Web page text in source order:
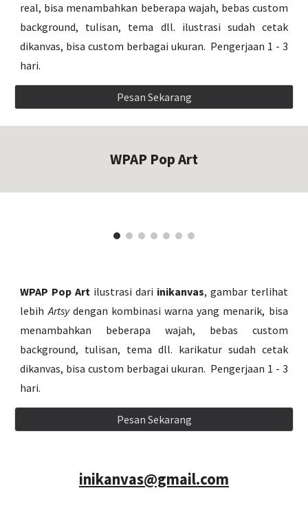
real, bisa menambahkan beberapa wajah, bebas custom
background, tulisan, tema dll. ilustrasi sudah cetak
dikanvas, bisa custom berbagai ukuran. Pengerjaan 1 - 3
hari.
Pesan Sekarang
WPAP Pop Art
WPAP Pop Art ilustrasi dari inikanvas, gambar terlihat
lebihArtsydengan kombinasi warna yang menarik, bisa
menambahkan beberapa wajah, bebas custom
background, tulisan, tema dll. karikatur sudah cetak
dikanvas, bisa custom berbagai ukuran. Pengerjaan 1 - 3
hari.
Pesan Sekarang
inikanvas@gmail.com